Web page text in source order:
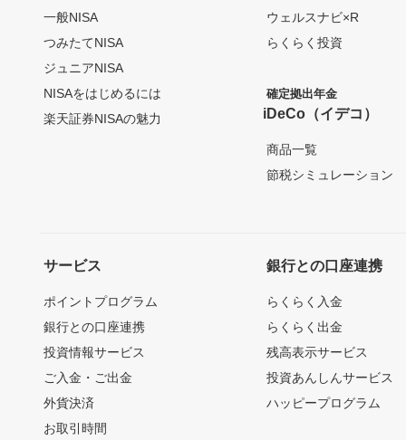
一般NISA
つみたてNISA
ジュニアNISA
NISAをはじめるには
楽天証券NISAの魅力
ウェルスナビ×R
らくらく投資
確定拠出年金
iDeCo（イデコ）
商品一覧
節税シミュレーション
サービス
ポイントプログラム
銀行との口座連携
投資情報サービス
ご入金・ご出金
外貨決済
お取引時間
銀行との口座連携
らくらく入金
らくらく出金
残高表示サービス
投資あんしんサービス
ハッピープログラム